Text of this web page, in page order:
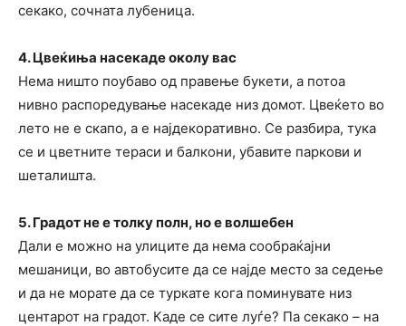
секако, сочната лубеница.
4. Цвеќиња насекаде околу вас
Нема ништо поубаво од правење букети, а потоа
нивно распоредување насекаде низ домот. Цвеќето во
лето не е скапо, а е најдекоративно. Се разбира, тука
се и цветните тераси и балкони, убавите паркови и
шеталишта.
5. Градот не е толку полн, но е волшебен
Дали е можно на улиците да нема сообраќајни
мешаници, во автобусите да се најде место за седење
и да не морате да се туркате кога поминувате низ
центарот на градот. Каде се сите луѓе? Па секако – на